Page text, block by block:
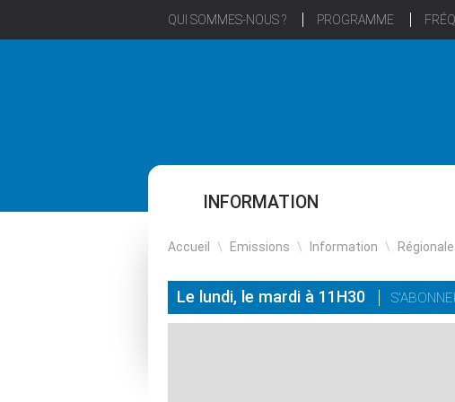
QUI SOMMES-NOUS ? PROGRAMME
INFORMATION
Accueil \ Emissions \ Information \ Régionale
Le lundi, le mardi à 11H30